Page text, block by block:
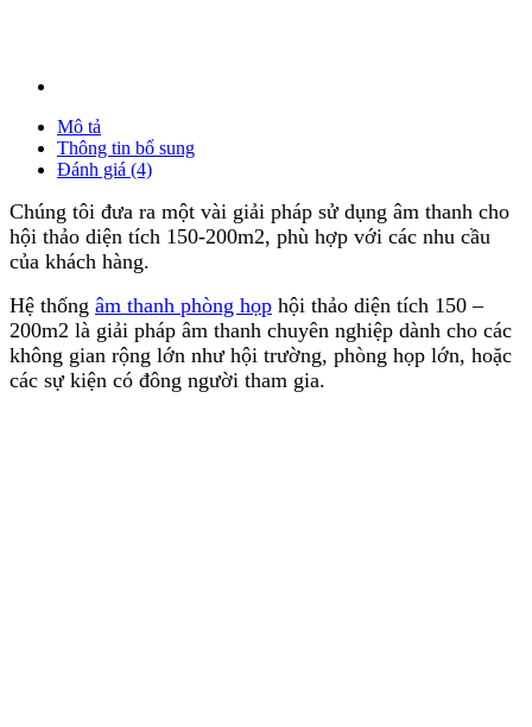
Mô tả
Thông tin bổ sung
Đánh giá (4)
Chúng tôi đưa ra một vài giải pháp sử dụng âm thanh cho
hội thảo diện tích 150-200m2, phù hợp với các nhu cầu
của khách hàng.
Hệ thống âm thanh phòng họp hội thảo diện tích 150 –
200m2 là giải pháp âm thanh chuyên nghiệp dành cho các
không gian rộng lớn như hội trường, phòng họp lớn, hoặc
các sự kiện có đông người tham gia.